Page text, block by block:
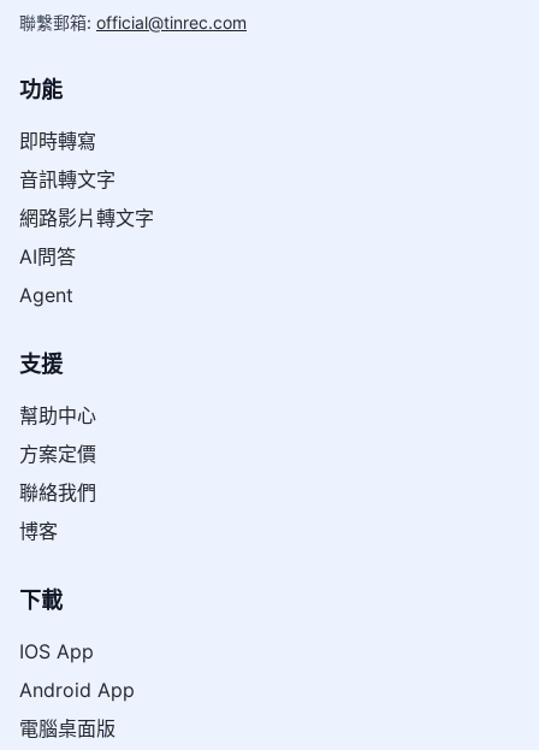
聯繫郵箱: official@tinrec.com
功能
即時轉寫
音訊轉文字
網路影片轉文字
AI問答
Agent
支援
幫助中心
方案定價
聯絡我們
博客
下載
IOS App
Android App
電腦桌面版